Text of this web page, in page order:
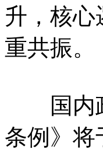
升，核
重共振。
国内政
条例》将